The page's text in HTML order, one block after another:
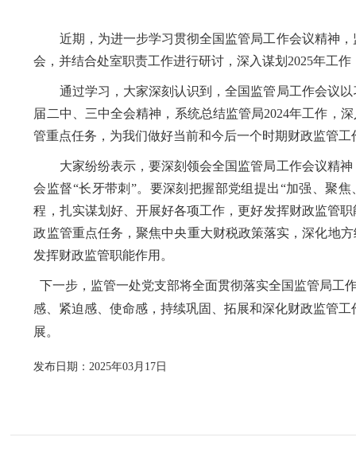
近期，为进一步学习贯彻全国监管局工作会议精神
会，并结合处室职责工作进行研讨，深入谋划 2025年工作
通过学习，大家深刻认识到，全国监管局工作会议
届二中、三中全会精神，系统总结监管局2024年工作，
管重点任务，为我们做好当前和今后一个时期财政监管
大家纷纷表示， 要深刻领会全国监管局工作会议精
会监督“长牙带刺”。 要深刻把握部党组提出“加强、聚焦
程 ，扎实谋划好、 开展好各项工作 ，更好发挥财政监管职
政监管重点任务，聚焦中央重大财税政策落实，深化地
发挥财政监管职能作用。
下一步，监管一处党支部将全面贯彻落实全国监管局工
感、紧迫感、使命感，持续巩固、拓展和深化财政监管工
展。
发布日期：2025年03月17日